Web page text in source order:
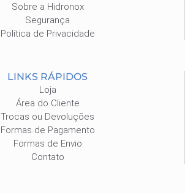
Sobre a Hidronox
Segurança
Política de Privacidade
LINKS RÁPIDOS
Loja
Área do Cliente
Trocas ou Devoluções
Formas de Pagamento
Formas de Envio
Contato